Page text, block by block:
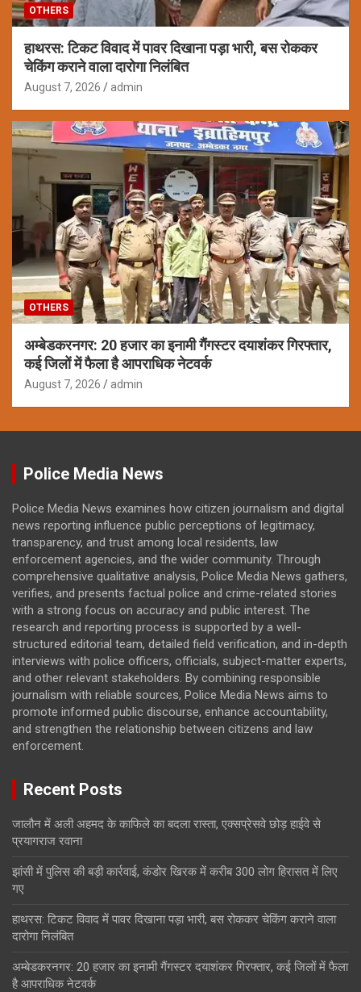
OTHERS
हाथरस: टिकट विवाद में पावर दिखाना पड़ा भारी, बस रोककर
चेकिंग कराने वाला दारोगा निलंबित
August 7, 2026 admin
OTHERS
अम्बेडकरनगर: 20 हजार का इनामी गैंगस्टर दयाशंकर गिरफ्तार,
कई जिलों में फैला है आपराधिक नेटवर्क
August 7, 2026 admin
Police Media News
Police Media News examines how citizen journalism and digital
news reporting influence public perceptions of legitimacy,
transparency, and trust among local residents, law
enforcement agencies, and the wider community. Through
comprehensive qualitative analysis, Police Media News gathers,
verifies, and presents factual police and crime-related stories
with a strong focus on accuracy and public interest. The
research and reporting process is supported by a well-
structured editorial team, detailed field verification, and in-depth
interviews with police officers, officials, subject-matter experts,
and other relevant stakeholders. By combining responsible
journalism with reliable sources, Police Media News aims to
promote informed public discourse, enhance accountability,
and strengthen the relationship between citizens and law
enforcement.
Recent Posts
जालौन में अली अहमद के काफिले का बदला रास्ता, एक्सप्रेसवे छोड़ हाईवे से
प्रयागराज रवाना
झांसी में पुलिस की बड़ी कार्रवाई, कंडोर खिरक में करीब 300 लोग हिरासत में लिए
गए
हाथरस: टिकट विवाद में पावर दिखाना पड़ा भारी, बस रोककर चेकिंग कराने वाला
दारोगा निलंबित
अम्बेडकरनगर: 20 हजार का इनामी गैंगस्टर दयाशंकर गिरफ्तार, कई जिलों में फैला
है आपराधिक नेटवर्क